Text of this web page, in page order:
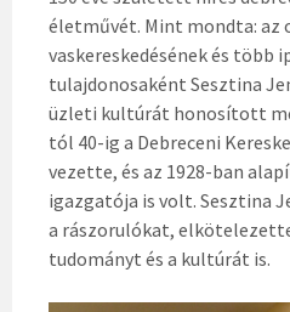
életművét. Mint mondta: az
vaskereskedésének és több
tulajdonosaként Sesztina
üzleti kultúrát honosított
tól 40-ig a Debreceni
vezette, és az 1928-ban
igazgatója is volt. Sesztina
a rászorulókat,
tudományt és a kultúrát is.